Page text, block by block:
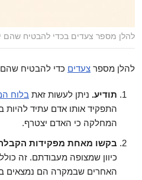
להלן מספר צעדים בכדי להבטיח שהם
להלן מספר צעדים כדי להבטיח שהם
תודיע. ניתן לעשות זאת בלוח
התפקיד אותו אדם עתיד
המחלקה כי האדם יצטרף.
בקשו מאחת מפקידות
כיוון שמצופה מעבודתם. זה
האחרים שבמקרה הם נמצאים